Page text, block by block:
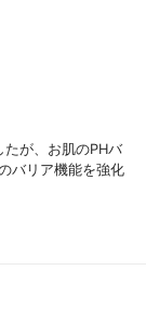
が、お肌のPHバ
バリア機能を強化